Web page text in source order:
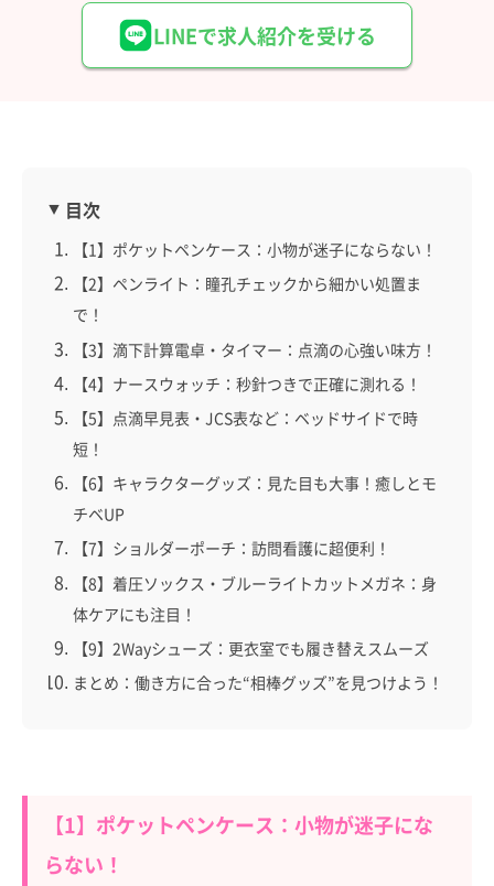
LINEで求人紹介を受ける
目次
【1】ポケットペンケース：小物が迷子にならない！
【2】ペンライト：瞳孔チェックから細かい処置ま
で！
【3】滴下計算電卓・タイマー：点滴の心強い味方！
【4】ナースウォッチ：秒針つきで正確に測れる！
【5】点滴早見表・JCS表など：ベッドサイドで時
短！
【6】キャラクターグッズ：見た目も大事！癒しとモ
チベUP
【7】ショルダーポーチ：訪問看護に超便利！
【8】着圧ソックス・ブルーライトカットメガネ：身
体ケアにも注目！
【9】2Wayシューズ：更衣室でも履き替えスムーズ
まとめ：働き方に合った“相棒グッズ”を見つけよう！
【1】ポケットペンケース：小物が迷子にな
らない！